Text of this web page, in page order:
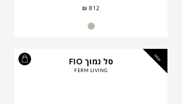
₪ 812
NEW סל נמוך FIO
FERM LIVING